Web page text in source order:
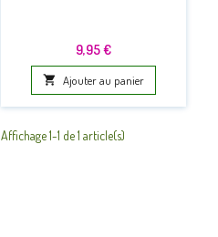
Prix
9,95 €
 Ajouter au panier
Affichage 1-1 de 1 article(s)